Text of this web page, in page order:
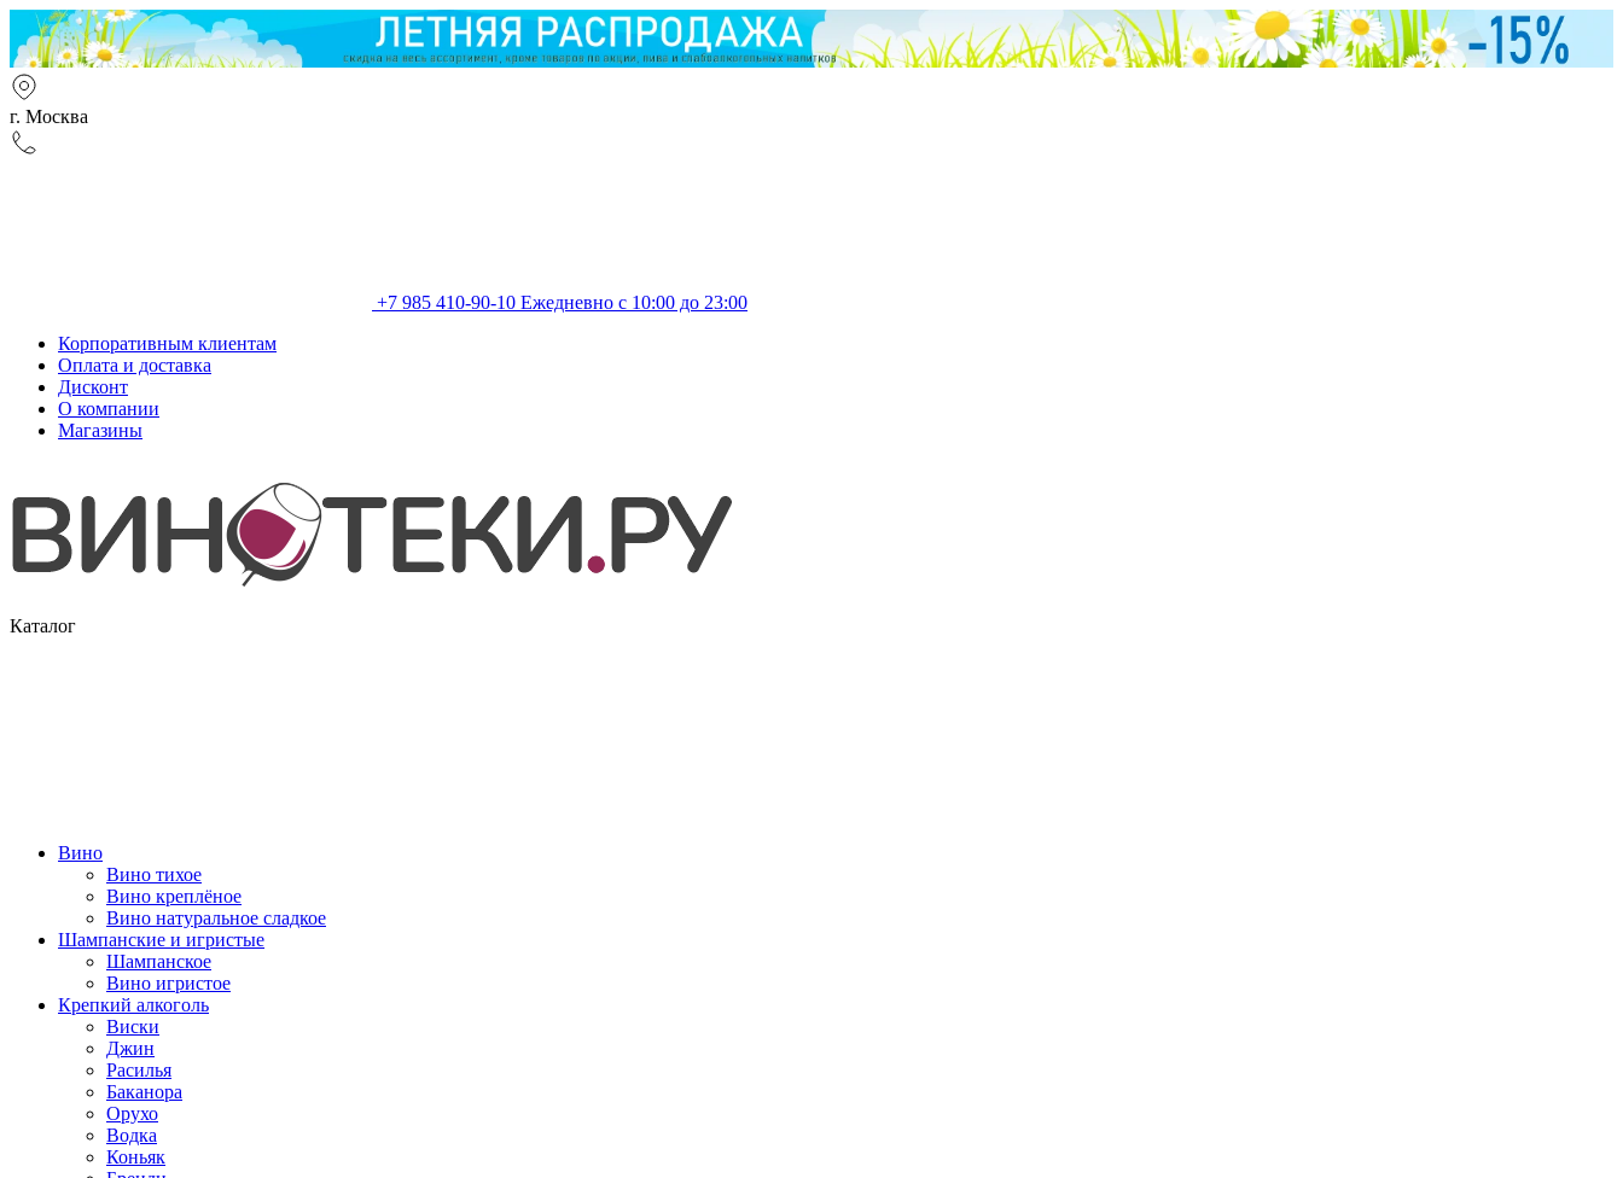
г. Москва
+7 985 410-90-10 Ежедневно с 10:00 до 23:00
Корпоративным клиентам
Оплата и доставка
Дисконт
О компании
Магазины
Каталог
Вино
Вино тихое
Вино креплёное
Вино натуральное сладкое
Шампанские и игристые
Шампанское
Вино игристое
Крепкий алкоголь
Виски
Джин
Расилья
Баканора
Орухо
Водка
Коньяк